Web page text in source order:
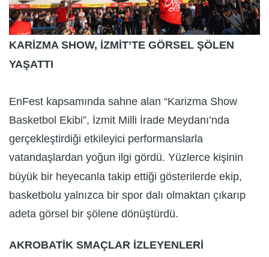
KARİZMA SHOW, İZMİT’TE GÖRSEL ŞÖLEN
YAŞATTI
EnFest kapsamında sahne alan “Karizma Show
Basketbol Ekibi”, İzmit Milli İrade Meydanı’nda
gerçekleştirdiği etkileyici performanslarla
vatandaşlardan yoğun ilgi gördü. Yüzlerce kişinin
büyük bir heyecanla takip ettiği gösterilerde ekip,
basketbolu yalnızca bir spor dalı olmaktan çıkarıp
adeta görsel bir şölene dönüştürdü.
AKROBATİK SMAÇLAR İZLEYENLERİ